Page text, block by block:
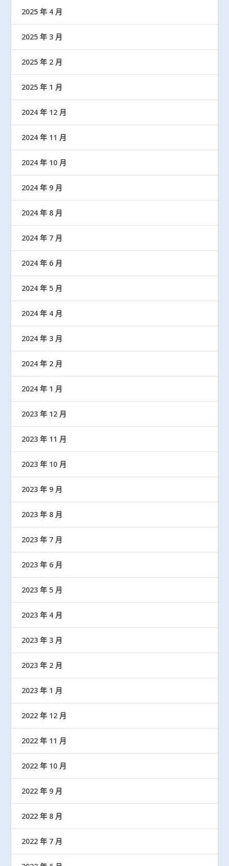
2025 年 4 月
2025 年 3 月
2025 年 2 月
2025 年 1 月
2024 年 12 月
2024 年 11 月
2024 年 10 月
2024 年 9 月
2024 年 8 月
2024 年 7 月
2024 年 6 月
2024 年 5 月
2024 年 4 月
2024 年 3 月
2024 年 2 月
2024 年 1 月
2023 年 12 月
2023 年 11 月
2023 年 10 月
2023 年 9 月
2023 年 8 月
2023 年 7 月
2023 年 6 月
2023 年 5 月
2023 年 4 月
2023 年 3 月
2023 年 2 月
2023 年 1 月
2022 年 12 月
2022 年 11 月
2022 年 10 月
2022 年 9 月
2022 年 8 月
2022 年 7 月